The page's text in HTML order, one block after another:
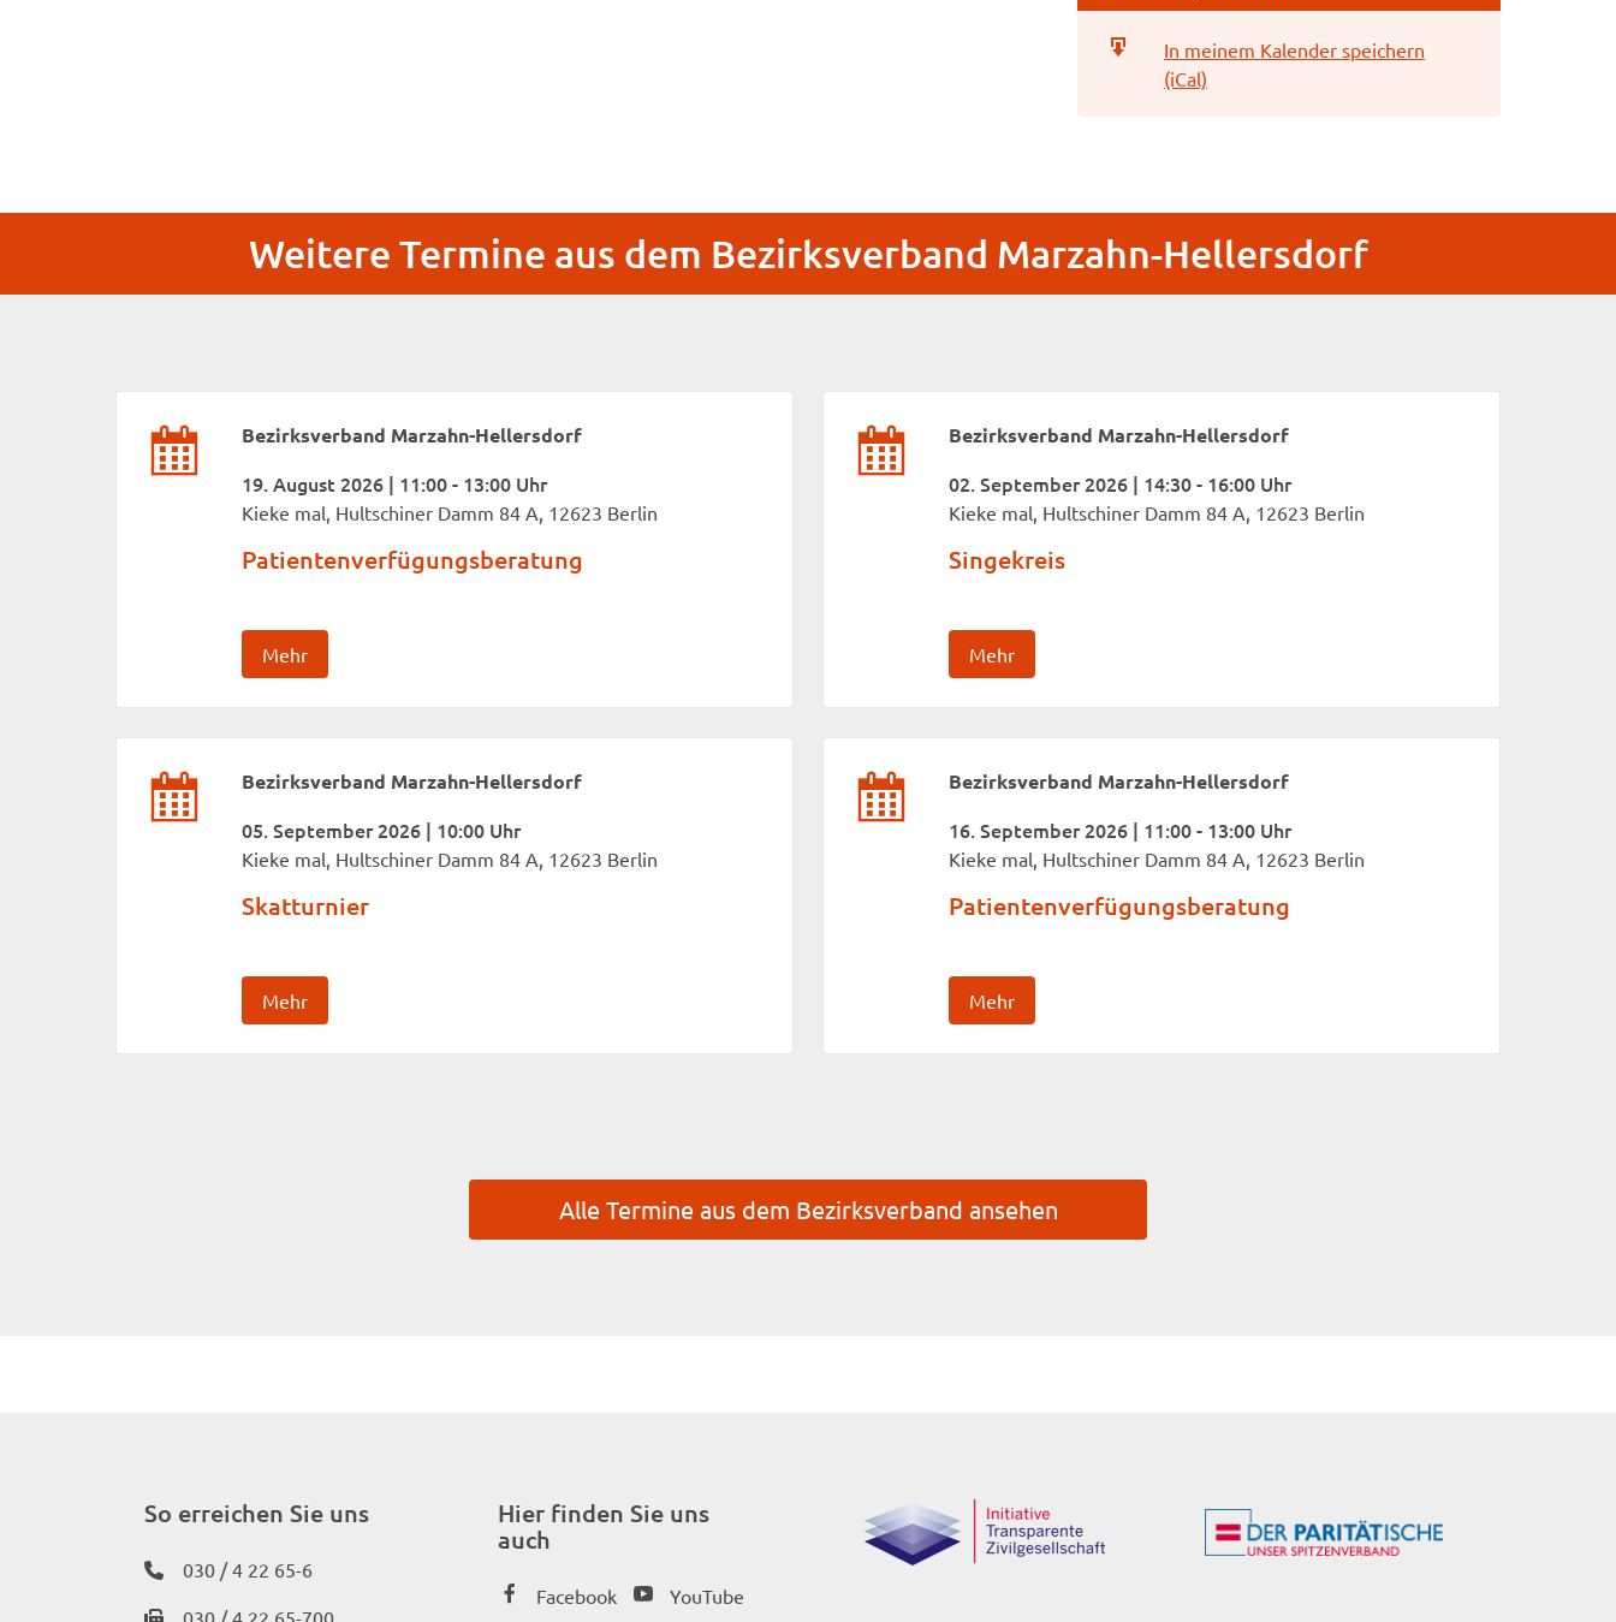
In meinem Kalender speichern
(iCal)
Weitere Termine aus dem Bezirksverband Marzahn-Hellersdorf
Bezirksverband Marzahn-Hellersdorf
19. August 2026 | 11:00 - 13:00 Uhr
Kieke mal, Hultschiner Damm 84 A, 12623 Berlin
Patientenverfügungsberatung
Mehr
Bezirksverband Marzahn-Hellersdorf
02. September 2026 | 14:30 - 16:00 Uhr
Kieke mal, Hultschiner Damm 84 A, 12623 Berlin
Singekreis
Mehr
Bezirksverband Marzahn-Hellersdorf
05. September 2026 | 10:00 Uhr
Kieke mal, Hultschiner Damm 84 A, 12623 Berlin
Skatturnier
Mehr
Bezirksverband Marzahn-Hellersdorf
16. September 2026 | 11:00 - 13:00 Uhr
Kieke mal, Hultschiner Damm 84 A, 12623 Berlin
Patientenverfügungsberatung
Mehr
Alle Termine aus dem Bezirksverband ansehen
So erreichen Sie uns
030 / 4 22 65-6
030 / 4 22 65-700
Hier finden Sie uns
auch
Facebook YouTube